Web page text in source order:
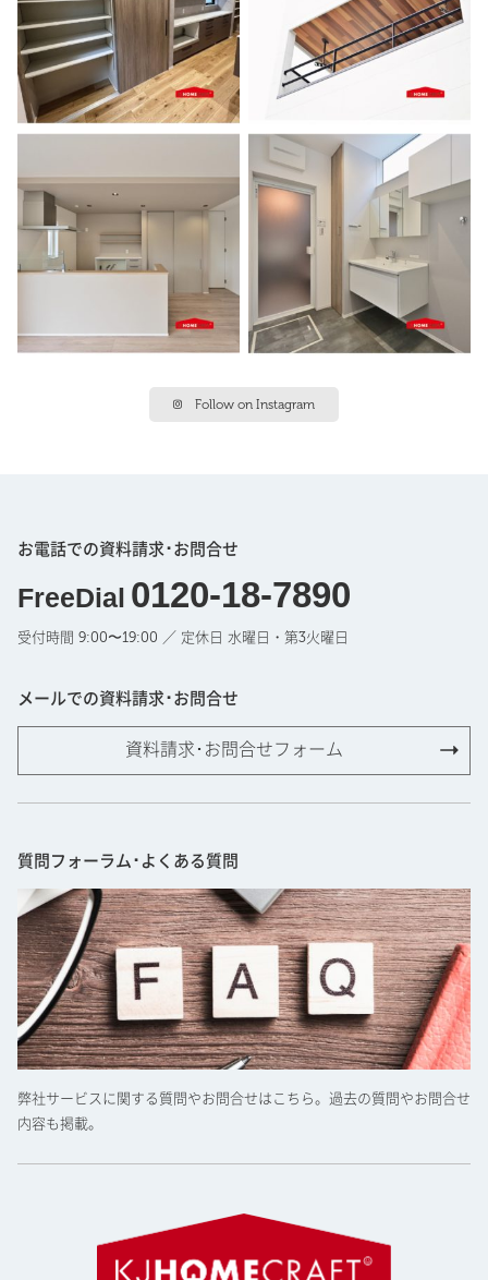
Follow on Instagram
お電話での資料請求･お問合せ
FreeDial 0120-18-7890
受付時間 9:00〜19:00 ／ 定休日 水曜日・第3火曜日
メールでの資料請求･お問合せ
資料請求･お問合せフォーム
質問フォーラム･よくある質問
弊社サービスに関する質問やお問合せはこちら。過去の質問やお問合せ
内容も掲載。